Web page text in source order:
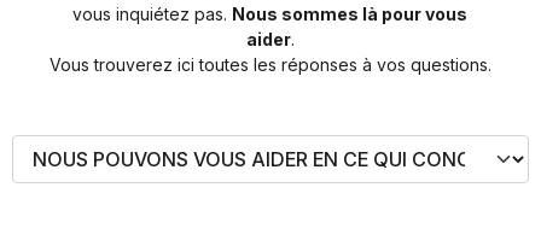
vous inquiétez pas. Nous sommes là pour vous
aider.
Vous trouverez ici toutes les réponses à vos questions.